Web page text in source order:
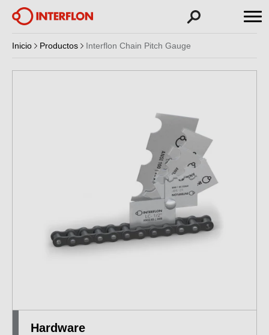
Inicio Productos Interflon Chain Pitch Gauge
Hardware